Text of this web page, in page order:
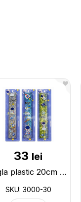
33 lei
Rigla plastic 20cm acvariu cu sclipici Space ML10-3 3000-30
SKU: 3000-30